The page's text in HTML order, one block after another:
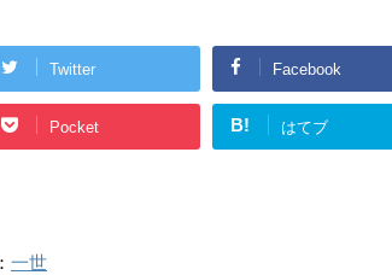
Twitter Facebook
Pocket B! はてブ
一世